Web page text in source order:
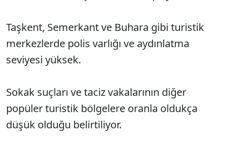
Taşkent, Semerkant ve Buhara gibi turistik
merkezlerde polis varlığı ve aydınlatma
seviyesi yüksek.
Sokak suçları ve taciz vakalarının diğer
popüler turistik bölgelere oranla oldukça
düşük olduğu belirtiliyor.